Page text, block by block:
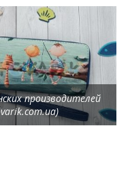
производителей